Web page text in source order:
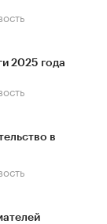
2025 года
в